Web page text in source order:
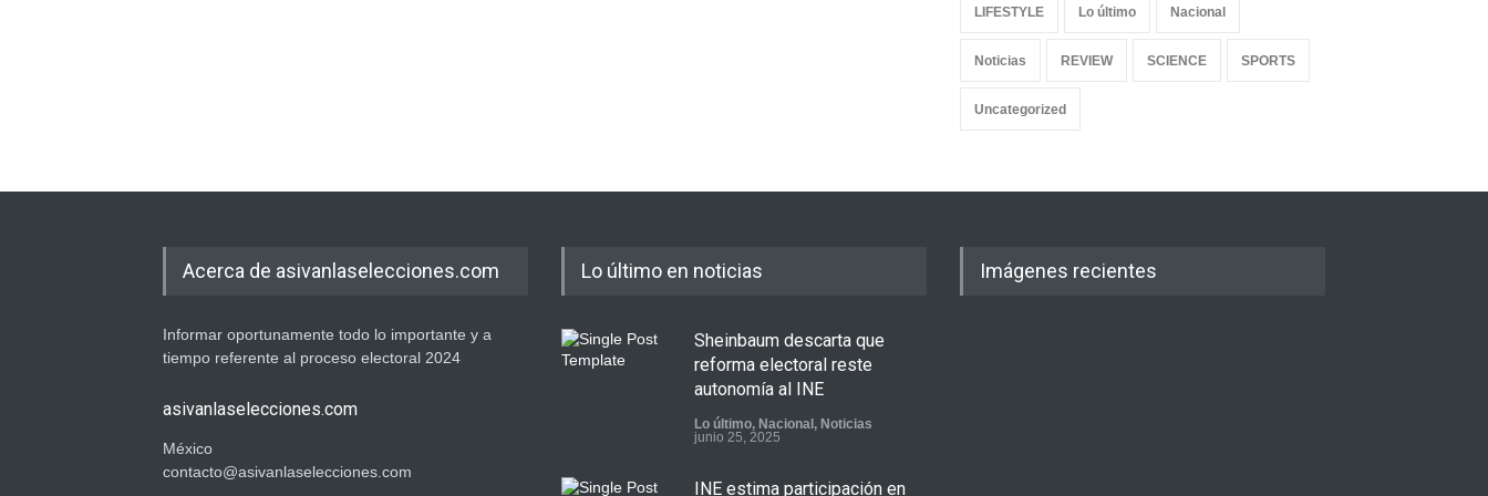
LIFESTYLE Lo último Nacional
Noticias REVIEW SCIENCE SPORTS
Uncategorized
Acerca de asivanlaselecciones.com
Informar oportunamente todo lo importante y a
tiempo referente al proceso electoral 2024
asivanlaselecciones.com
México
contacto@asivanlaselecciones.com
Lo último en noticias
Sheinbaum descarta que
reforma electoral reste
autonomía al INE
Lo último, Nacional , Noticias
junio 25, 2025
INE estima participación en
Imágenes recientes